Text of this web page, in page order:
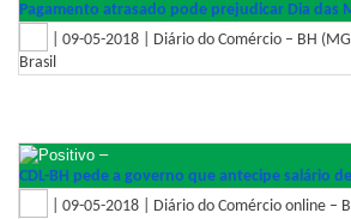
Pagamento atrasado pode prejudicar Dia das
| 09-05-2018 | Diário do Comércio – BH
Brasil
–
CDL-BH pede a governo que antecipe salário
| 09-05-2018 | Diário do Comércio online –